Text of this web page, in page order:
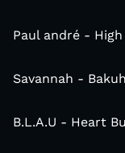
Paul andré - High
Savannah -
B.L.A.U - Heart